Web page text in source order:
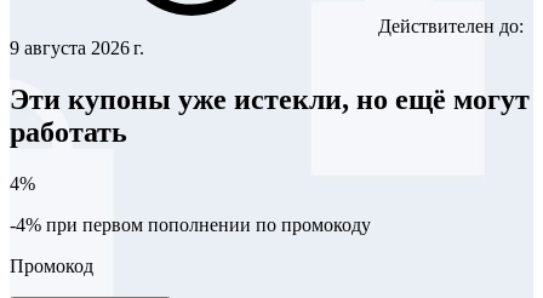
Действителен до:
9 августа 2026 г.
Эти купоны уже истекли, но ещё могут
работать
4%
-4% при первом пополнении по промокоду
Промокод